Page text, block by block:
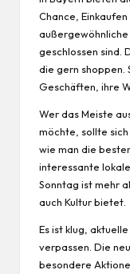
Chance,
geschlossen sind.
die gern shoppen.
Geschäften, ihre
Wer das Meiste
möchte, sollte
wie man die
interessante
Sonntag ist mehr
auch Kultur bietet.
Es ist klug,
verpassen. Die
besondere